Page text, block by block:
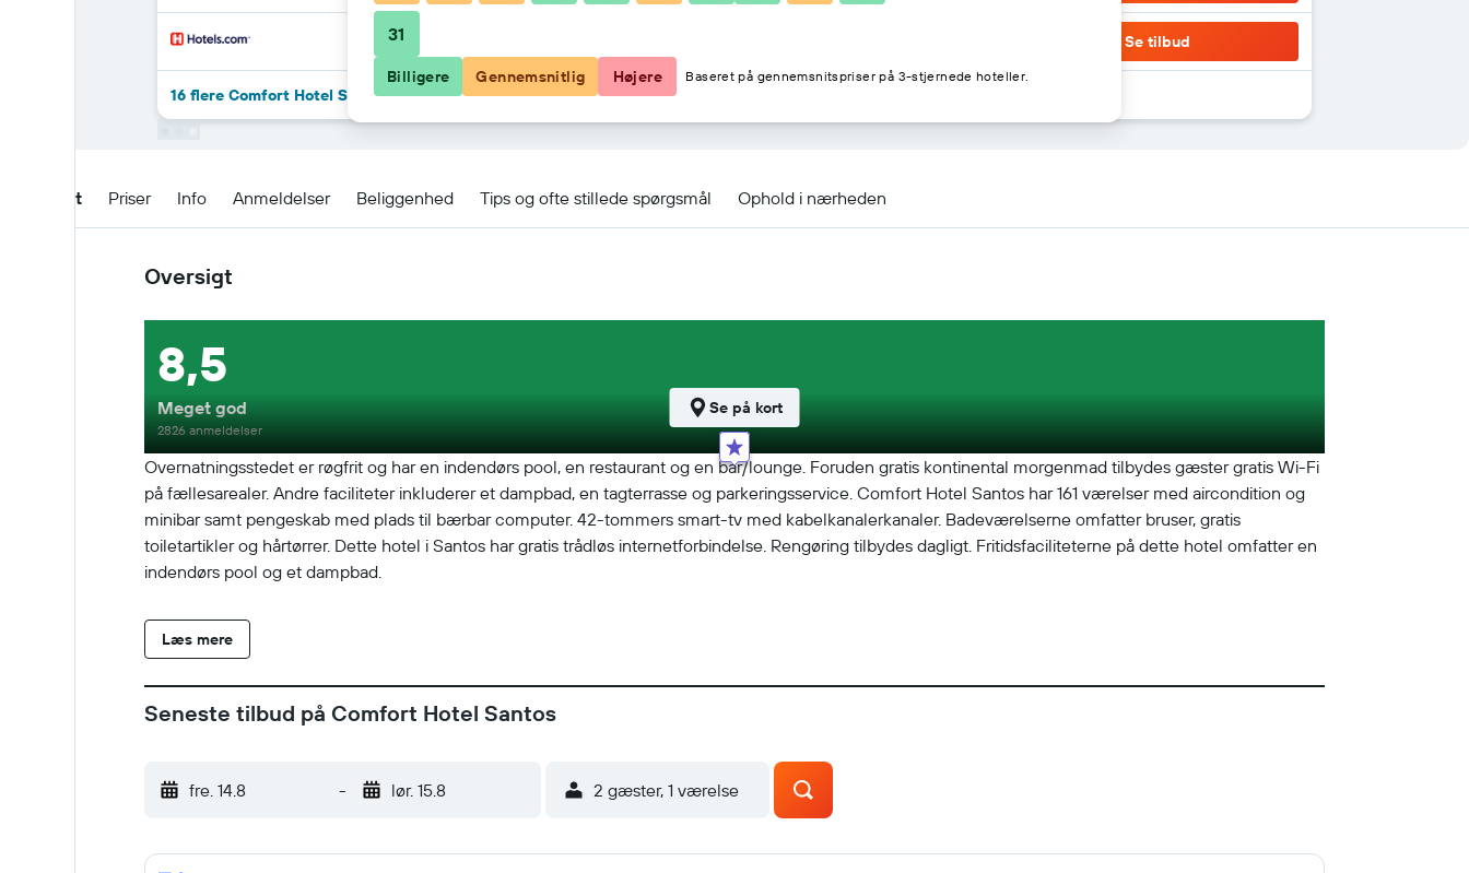
Se tilbud
16 flere Comfort Hotel Santos tilbud
Oversigt Priser Info Anmeldelser Beliggenhed Tips og ofte stillede spørgsmål Ophold i nærheden
Oversigt
Overnatningsstedet er røgfrit og har en indendørs pool, en restaurant og en bar/lounge. Foruden gratis kontinental morgenmad tilbydes gæster gratis Wi-Fi
på fællesarealer. Andre faciliteter inkluderer et dampbad, en tagterrasse og parkeringsservice. Comfort Hotel Santos har 161 værelser med aircondition og
minibar samt pengeskab med plads til bærbar computer. 42-tommers smart-tv med kabelkanalerkanaler. Badeværelserne omfatter bruser, gratis
toiletartikler og hårtørrer. Dette hotel i Santos har gratis trådløs internetforbindelse. Rengøring tilbydes dagligt. Fritidsfaciliteterne på dette hotel omfatter en
indendørs pool og et dampbad.
Læs mere
8,5
Meget god
2826 anmeldelser
Se på kort
Seneste tilbud på Comfort Hotel Santos
fre. 14.8 - lør. 15.8 2 gæster, 1 værelse
31
Billigere Gennemsnitlig Højere Baseret på gennemsnitspriser på 3-stjernede hoteller.